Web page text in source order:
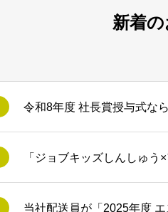
新着
令和8年度 社長賞授与式な
「ジョブキッズしんしゅう
当社配送員が「2025年度